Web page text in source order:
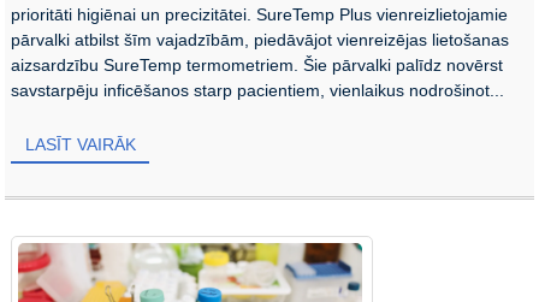
prioritāti higiēnai un precizitātei. SureTemp Plus vienreizlietojamie
pārvalki atbilst šīm vajadzībām, piedāvājot vienreizējas lietošanas
aizsardzību SureTemp termometriem. Šie pārvalki palīdz novērst
savstarpēju inficēšanos starp pacientiem, vienlaikus nodrošinot...
LASĪT VAIRĀK